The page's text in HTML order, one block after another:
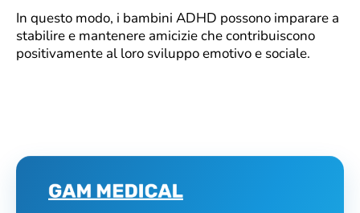
In questo modo, i bambini ADHD possono imparare a
stabilire e mantenere amicizie che contribuiscono
positivamente al loro sviluppo emotivo e sociale.